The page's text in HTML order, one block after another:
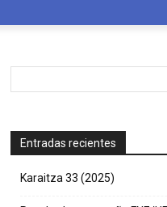
Entradas recientes
Karaitza 33 (2025)